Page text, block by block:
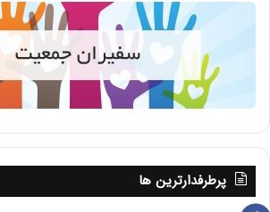
پرطرفدارترین ها